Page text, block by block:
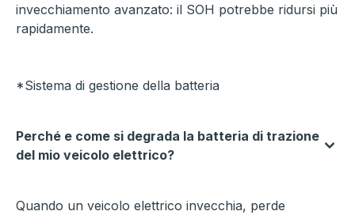
invecchiamento avanzato: il SOH potrebbe ridursi più
rapidamente.
*Sistema di gestione della batteria
Perché e come si degrada la batteria di trazione
del mio veicolo elettrico?
Quando un veicolo elettrico invecchia, perde